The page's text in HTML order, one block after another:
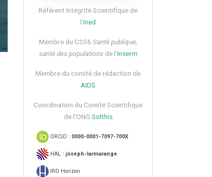
Référent Intégrité Scientifique de
l’Ined
Membre du CSS6​ Santé publique,
santé des populations de l’Inserm
Membre du comité de rédaction de
AIDS
Coordination du Comité Scientifique
de l’ONG Solthis
ORCiD : 0000-0001-7097-700X
HAL : joseph-larmarange
IRD Horizon